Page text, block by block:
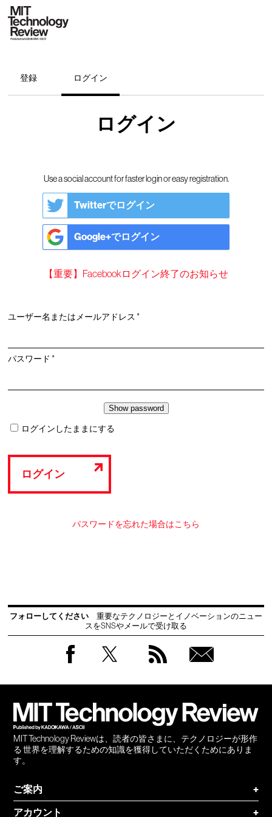
登録 ログイン
ログイン
Use a social account for faster login or easy registration.
Twitterでログイン
Google+でログイン
【重要】Facebookログイン終了のお知らせ
ユーザー名またはメールアドレス*必
パスワード*必
ログインしたままにする
ログイン
パスワードを忘れた場合はこちら
フォローしてください
重要なテクノロジーとイノベーションのニュー
スをSNSやメールで受け取る
MIT Technology Reviewは、読者の皆さまに、テクノロジーが形作
る 世界を理解するための知識を獲得していただくためにありま
す。
ご案内
+
アカウント
+